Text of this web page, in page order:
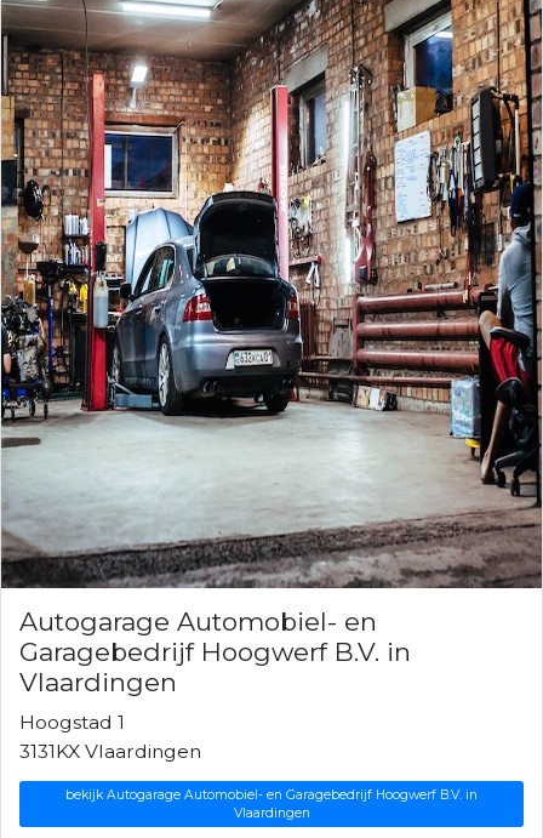
Autogarage Automobiel- en
Garagebedrijf Hoogwerf B.V. in
Vlaardingen
Hoogstad 1
3131KX Vlaardingen
bekijk Autogarage Automobiel- en Garagebedrijf Hoogwerf B.V. in
Vlaardingen